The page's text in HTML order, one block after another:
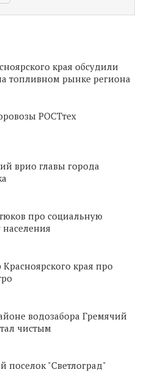
края обсудили
топливном рынке региона
РОСТтех
врио главы города
про социальную
Красноярского края про
водозабора Гремячий
чистым
поселок "Светлоград"